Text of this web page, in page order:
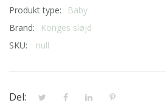
Produkt type:
Baby
Brand:
Konges sløjd
SKU:
null
Del: